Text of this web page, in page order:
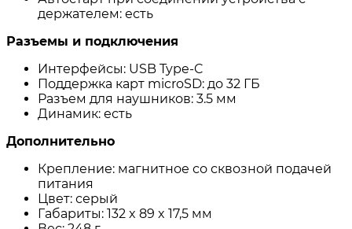
держателем: есть
Разъемы и подключения
Интерфейсы: USB Type-C
Поддержка карт microSD: до 32 ГБ
Разъем для наушников: 3.5 мм
Динамик: есть
Дополнительно
Крепление: магнитное со сквозной подачей
питания
Цвет: серый
Габариты: 132 x 89 x 17,5 мм